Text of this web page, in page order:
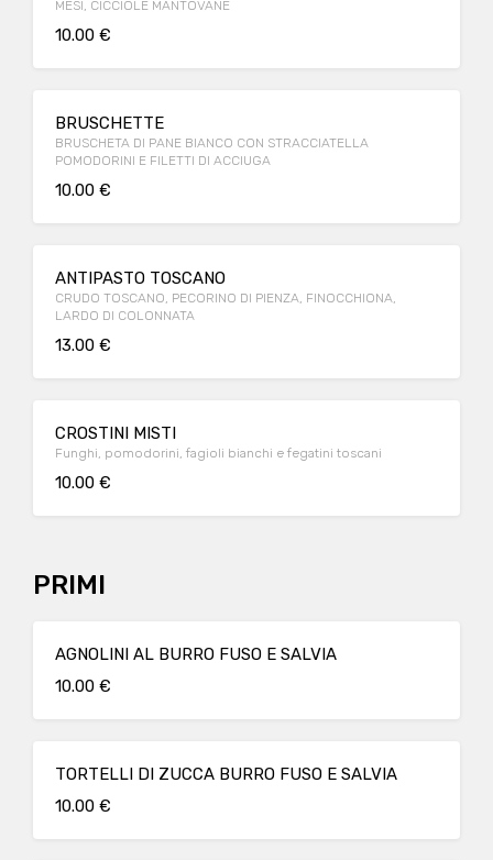
MESI, CICCIOLE MANTOVANE
10.00 €
BRUSCHETTE
BRUSCHETA DI PANE BIANCO CON STRACCIATELLA
POMODORINI E FILETTI DI ACCIUGA
10.00 €
ANTIPASTO TOSCANO
CRUDO TOSCANO, PECORINO DI PIENZA, FINOCCHIONA,
LARDO DI COLONNATA
13.00 €
CROSTINI MISTI
Funghi, pomodorini, fagioli bianchi e fegatini toscani
10.00 €
PRIMI
AGNOLINI AL BURRO FUSO E SALVIA
10.00 €
TORTELLI DI ZUCCA BURRO FUSO E SALVIA
10.00 €